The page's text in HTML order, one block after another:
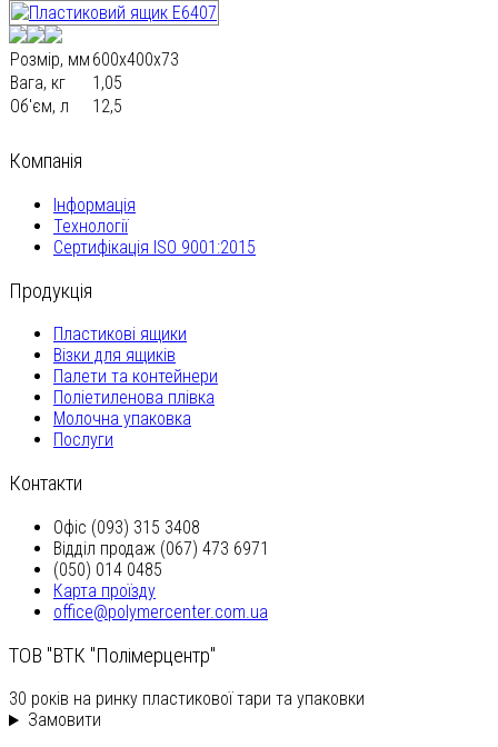
Розмір, мм 600х400х73
Вага, кг
1,05
Об'єм, л
12,5
Компанія
Інформація
Технології
Сертифікація ISO 9001:2015
Продукція
Пластикові ящики
Візки для ящиків
Палети та контейнери
Поліетиленова плівка
Молочна упаковка
Послуги
Контакти
Офіс (093) 315 3408
Відділ продаж (067) 473 6971
(050) 014 0485
Карта проїзду
office@polymercenter.com.ua
ТОВ "ВТК "Полімерцентр"
30 років на ринку пластикової тари та упаковки
Замовити